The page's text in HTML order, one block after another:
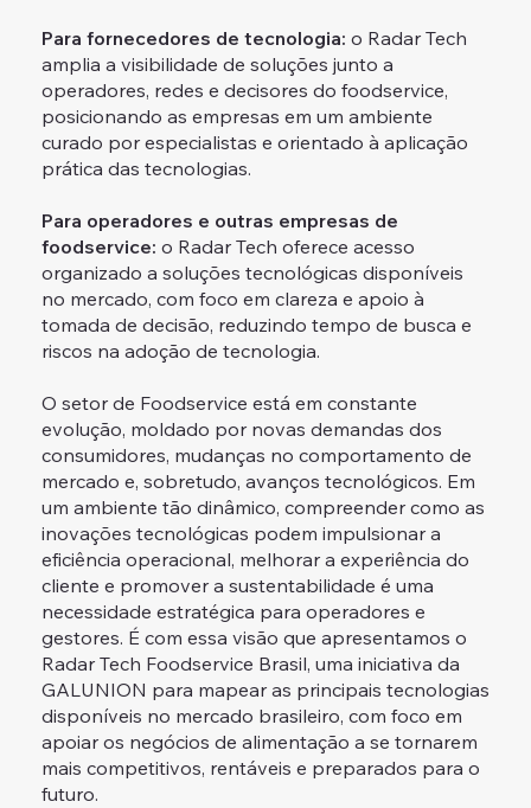
Para fornecedores de tecnologia: o Radar Tech
amplia a visibilidade de soluções junto a
operadores, redes e decisores do foodservice,
posicionando as empresas em um ambiente
curado por especialistas e orientado à aplicação
prática das tecnologias.
Para operadores e outras empresas de
foodservice: o Radar Tech oferece acesso
organizado a soluções tecnológicas disponíveis
no mercado, com foco em clareza e apoio à
tomada de decisão, reduzindo tempo de busca e
riscos na adoção de tecnologia.
O setor de Foodservice está em constante
evolução, moldado por novas demandas dos
consumidores, mudanças no comportamento de
mercado e, sobretudo, avanços tecnológicos. Em
um ambiente tão dinâmico, compreender como as
inovações tecnológicas podem impulsionar a
eficiência operacional, melhorar a experiência do
cliente e promover a sustentabilidade é uma
necessidade estratégica para operadores e
gestores. É com essa visão que apresentamos o
Radar Tech Foodservice Brasil, uma iniciativa da
GALUNION para mapear as principais tecnologias
disponíveis no mercado brasileiro, com foco em
apoiar os negócios de alimentação a se tornarem
mais competitivos, rentáveis e preparados para o
futuro.